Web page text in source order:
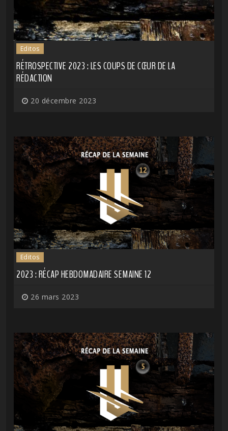
Editos
RÉTROSPECTIVE 2023 : LES COUPS DE CŒUR DE LA
RÉDACTION
20 décembre 2023
Editos
2023 : RÉCAP HEBDOMADAIRE SEMAINE 12
26 mars 2023